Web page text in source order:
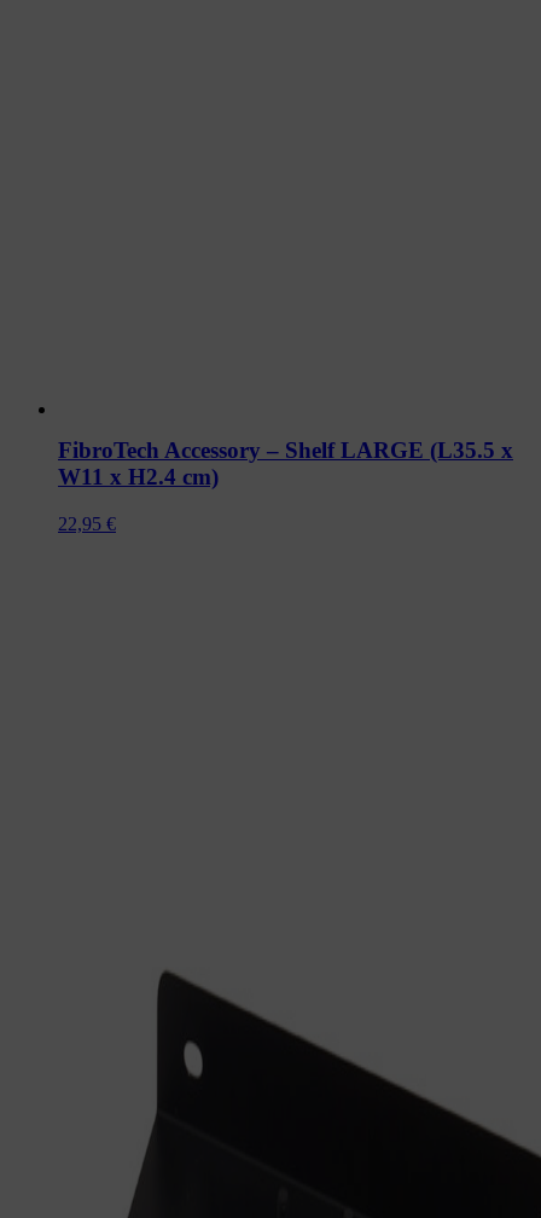
FibroTech Accessory – Shelf LARGE (L35.5 x
W11 x H2.4 cm)
22,95 €